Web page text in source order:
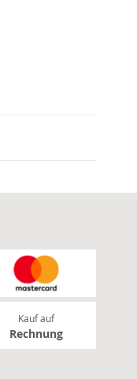
Kauf auf
Rechnung